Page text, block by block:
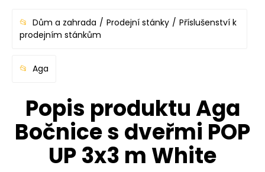
Dům a zahrada Prodejní stánky
Příslušenství k
prodejním stánkům
Aga
Popis produktu Aga
Bočnice s dveřmi POP
UP 3x3 m White